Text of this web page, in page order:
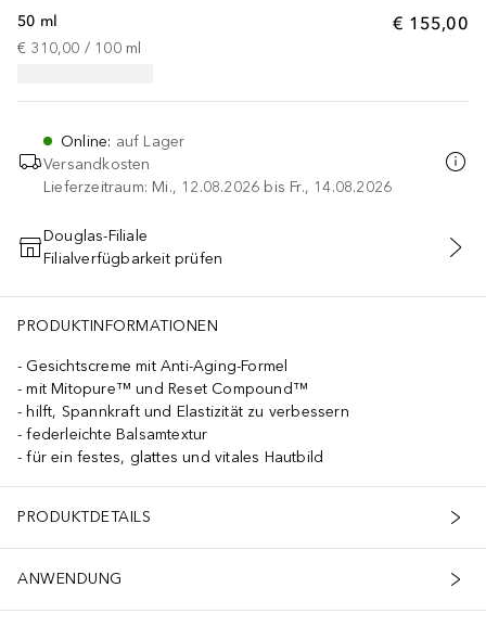
€ 155,00
50 ml
€ 310,00 / 100 ml
Online: auf Lager
Versandkosten
Lieferzeitraum: Mi., 12.08.2026 bis Fr., 14.08.2026
IN DEN WARENKORB
Douglas-Filiale
Filialverfügbarkeit prüfen
PRODUKTINFORMATIONEN
Gesichtscreme mit Anti-Aging-Formel
mit Mitopure™ und Reset Compound™
hilft, Spannkraft und Elastizität zu verbessern
federleichte Balsamtextur
für ein festes, glattes und vitales Hautbild
PRODUKTDETAILS
ANWENDUNG